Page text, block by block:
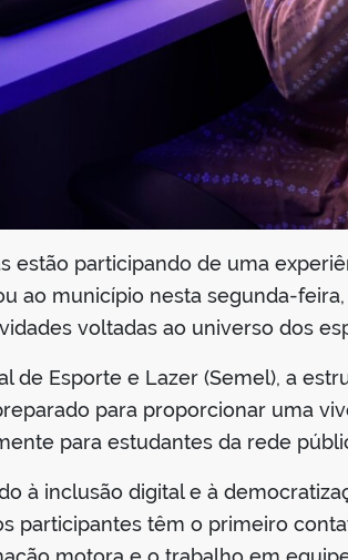
estão participando de uma
ao município nesta segunda-
voltadas ao universo dos
de Esporte e Lazer (Semel), a
para proporcionar uma
para estudantes da rede
à inclusão digital e à
participantes têm o primeiro